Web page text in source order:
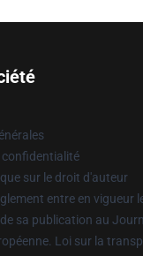
confidentialité
sur le droit d'auteur
entre en vigueur
sa publication au
Loi sur la